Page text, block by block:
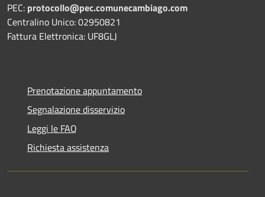
PEC: protocollo@pec.comunecambiago.com
Centralino Unico: 02950821
Fattura Elettronica: UF8GLJ
Prenotazione appuntamento
Segnalazione disservizio
Leggi le FAQ
Richiesta assistenza